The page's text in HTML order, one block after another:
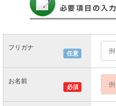
任意
フリガナ
必須
お名前